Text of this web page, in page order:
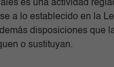
es una actividad
a lo establecido en la
disposiciones que
o sustituyan.